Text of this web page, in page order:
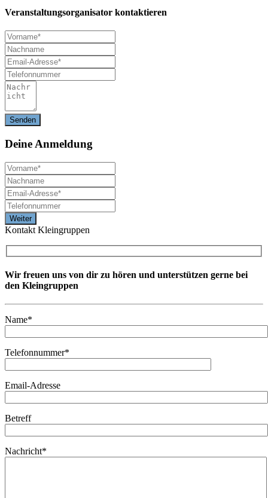
Veranstaltungsorganisator kontaktieren
Deine Anmeldung
Kontakt Kleingruppen
Wir freuen uns von dir zu hören und unterstützen gerne bei
den Kleingruppen
Name*
Telefonnummer*
Email-Adresse
Betreff
Nachricht*